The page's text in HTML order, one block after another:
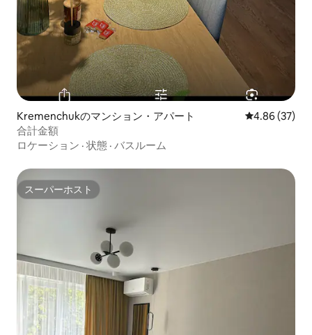
Kremenchukのマンション・アパート レビュー37
4.86 (37)
合計金額
ロケーション · 状態 · バスルーム
スーパーホスト
スーパーホスト